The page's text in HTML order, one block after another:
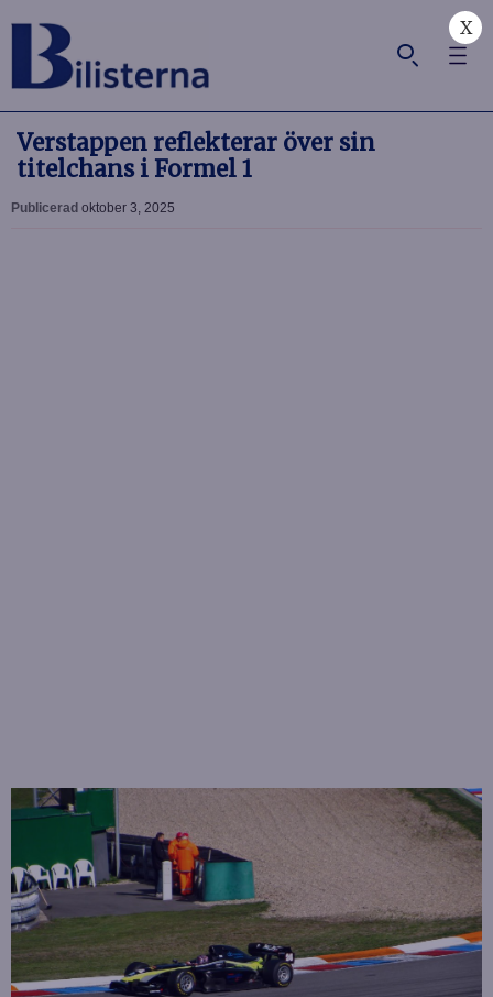
X
Verstappen reflekterar över sin
titelchans i Formel 1
Publicerad oktober 3, 2025